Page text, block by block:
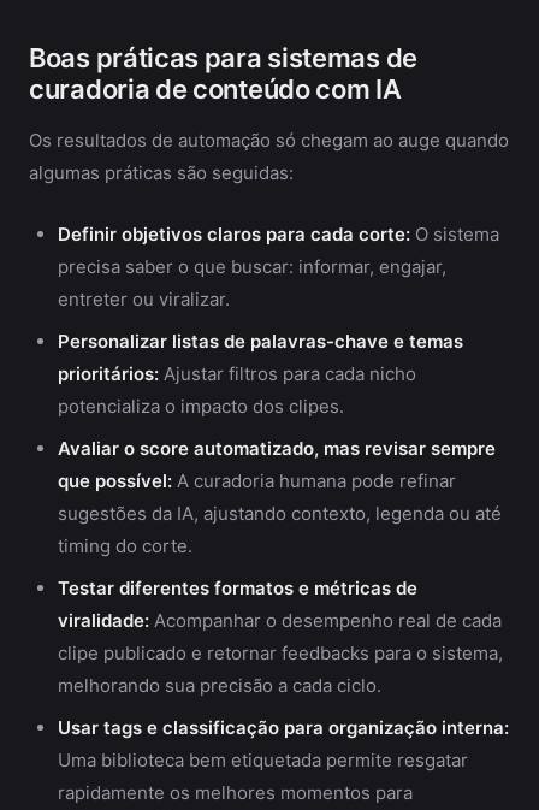
Boas práticas para sistemas de
curadoria de conteúdo com IA
Os resultados de automação só chegam ao auge quando
algumas práticas são seguidas:
Definir objetivos claros para cada corte: O sistema
precisa saber o que buscar: informar, engajar,
entreter ou viralizar.
Personalizar listas de palavras-chave e temas
prioritários: Ajustar filtros para cada nicho
potencializa o impacto dos clipes.
Avaliar o score automatizado, mas revisar sempre
que possível: A curadoria humana pode refinar
sugestões da IA, ajustando contexto, legenda ou até
timing do corte.
Testar diferentes formatos e métricas de
viralidade: Acompanhar o desempenho real de cada
clipe publicado e retornar feedbacks para o sistema,
melhorando sua precisão a cada ciclo.
Usar tags e classificação para organização interna:
Uma biblioteca bem etiquetada permite resgatar
rapidamente os melhores momentos para